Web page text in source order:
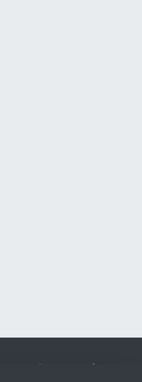
SEO-bureau
Lion